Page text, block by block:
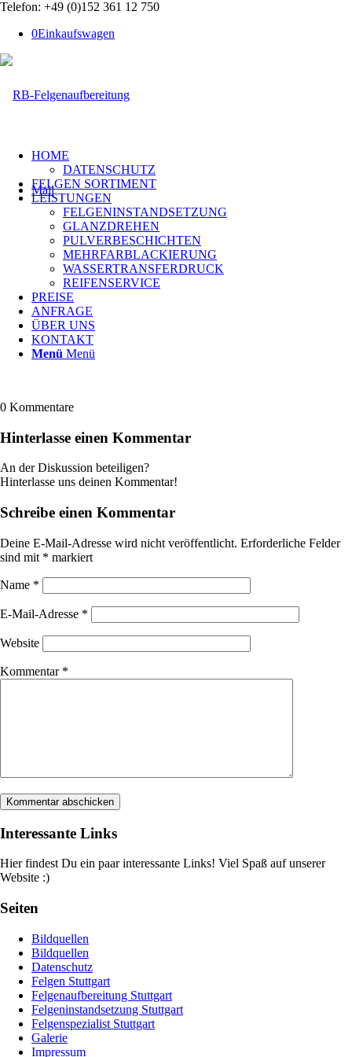
Telefon: +49 (0)152 361 12 750
0Einkaufswagen
Mail
HOME
DATENSCHUTZ
FELGEN SORTIMENT
LEISTUNGEN
FELGENINSTANDSETZUNG
GLANZDREHEN
PULVERBESCHICHTEN
MEHRFARBLACKIERUNG
WASSERTRANSFERDRUCK
REIFENSERVICE
PREISE
ANFRAGE
ÜBER UNS
KONTAKT
Menü Menü
0 Kommentare
Hinterlasse einen Kommentar
An der Diskussion beteiligen?
Hinterlasse uns deinen Kommentar!
Schreibe einen Kommentar
Deine E-Mail-Adresse wird nicht veröffentlicht. Erforderliche Felder
sind mit * markiert
Name *
E-Mail-Adresse *
Website
Kommentar *
Interessante Links
Hier findest Du ein paar interessante Links! Viel Spaß auf unserer
Website :)
Seiten
Bildquellen
Bildquellen
Datenschutz
Felgen Stuttgart
Felgenaufbereitung Stuttgart
Felgeninstandsetzung Stuttgart
Felgenspezialist Stuttgart
Galerie
Impressum